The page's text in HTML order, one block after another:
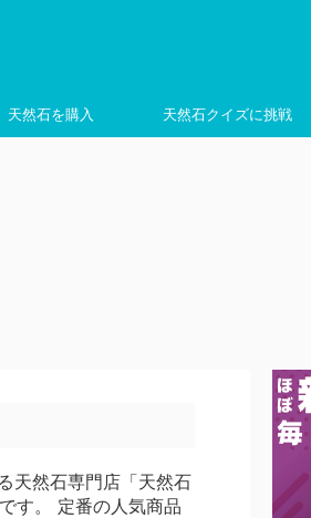
天然石を購入 天然石クイズに挑戦
天然石専門店「天然石
す。 定番の人気商品